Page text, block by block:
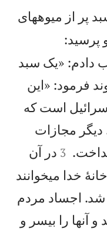
پر از ميوههای
پرسيد:
دادم: «يک سبد
فرمود: «اين
است كه
ديگر مجازات


3 در آن
خدا میخوانند
شد. اجساد مردم
آنها را بیسر و